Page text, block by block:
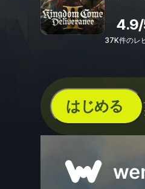
37K件のレ
はじめる